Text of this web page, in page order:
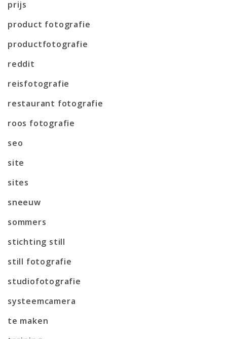
prijs
product fotografie
productfotografie
reddit
reisfotografie
restaurant fotografie
roos fotografie
seo
site
sites
sneeuw
sommers
stichting still
still fotografie
studiofotografie
systeemcamera
te maken